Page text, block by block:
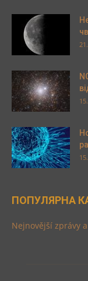
ПОПУЛЯРНА
Nejnovější zprávy